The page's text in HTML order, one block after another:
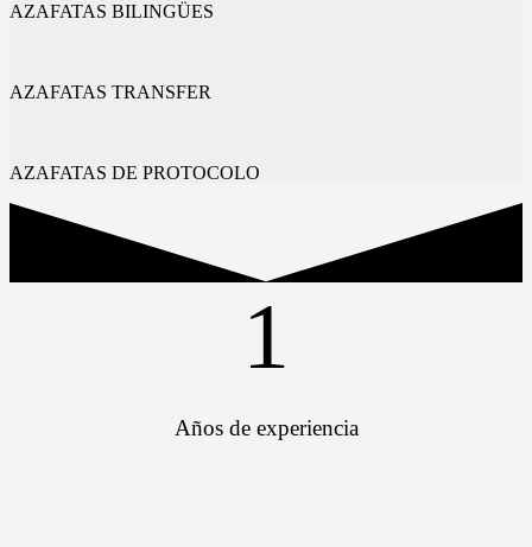
AZAFATAS BILINGÜES
AZAFATAS TRANSFER
AZAFATAS DE PROTOCOLO
1
Años de experiencia